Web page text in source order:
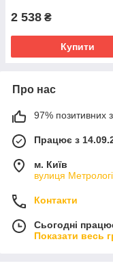
2 538 ₴
Купити
Про нас
97% позитивних з
Працює з
м. Київ
вулиця
Контакти
Сьогодні
Показати весь